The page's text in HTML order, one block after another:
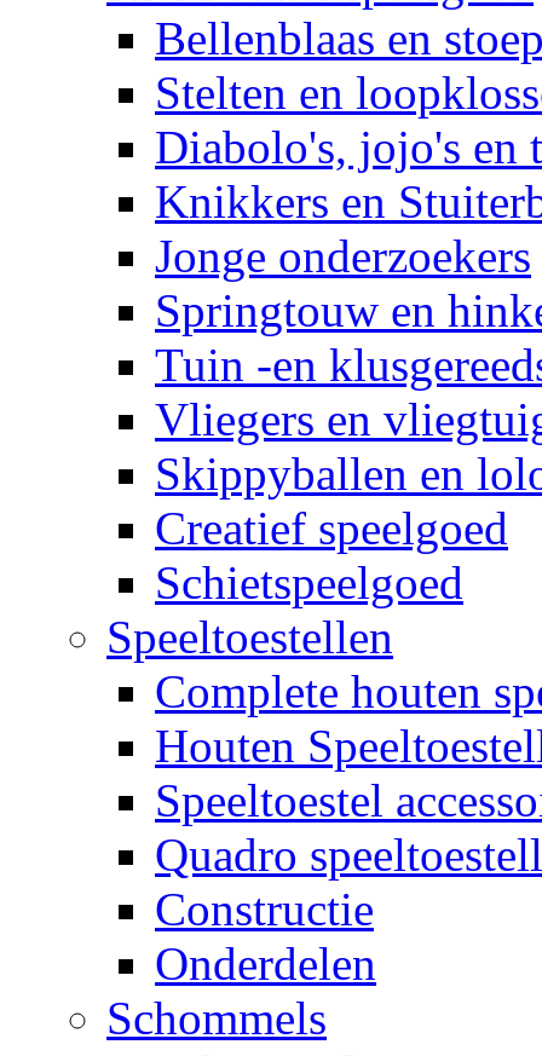
Bellenblaas en
Stelten en
Diabolo's, jojo's en
Knikkers en
Jonge onderzoekers
Springtouw en
Tuin -en
Vliegers en
Skippyballen en
Creatief speelgoed
Schietspeelgoed
Speeltoestellen
Complete houten
Houten
Speeltoestel
Quadro
Constructie
Onderdelen
Schommels